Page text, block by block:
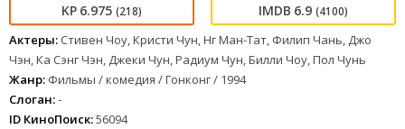
6.975 (218) 6.9 (4100)
Актеры: Стивен Чоу, Кристи Чун, Нг Ман-Тат, Филип Чань, Джо
Чэн, Ка Сэнг Чэн, Джеки Чун, Радиум Чун, Билли Чоу, Пол Чунь
Жанр: Фильмы / комедия / Гонконг / 1994
Слоган:-
ID КиноПоиск:56094